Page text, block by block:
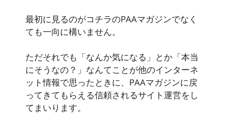
最初に見るのがコチラのPAAマガジンでなく
ても一向に構いません。
ただそれでも「なんか気になる」とか「本当
にそうなの？」なんてことが他のインターネ
ット情報で思ったときに、PAAマガジンに戻
ってきてもらえる信頼されるサイト運営をし
てまいります。